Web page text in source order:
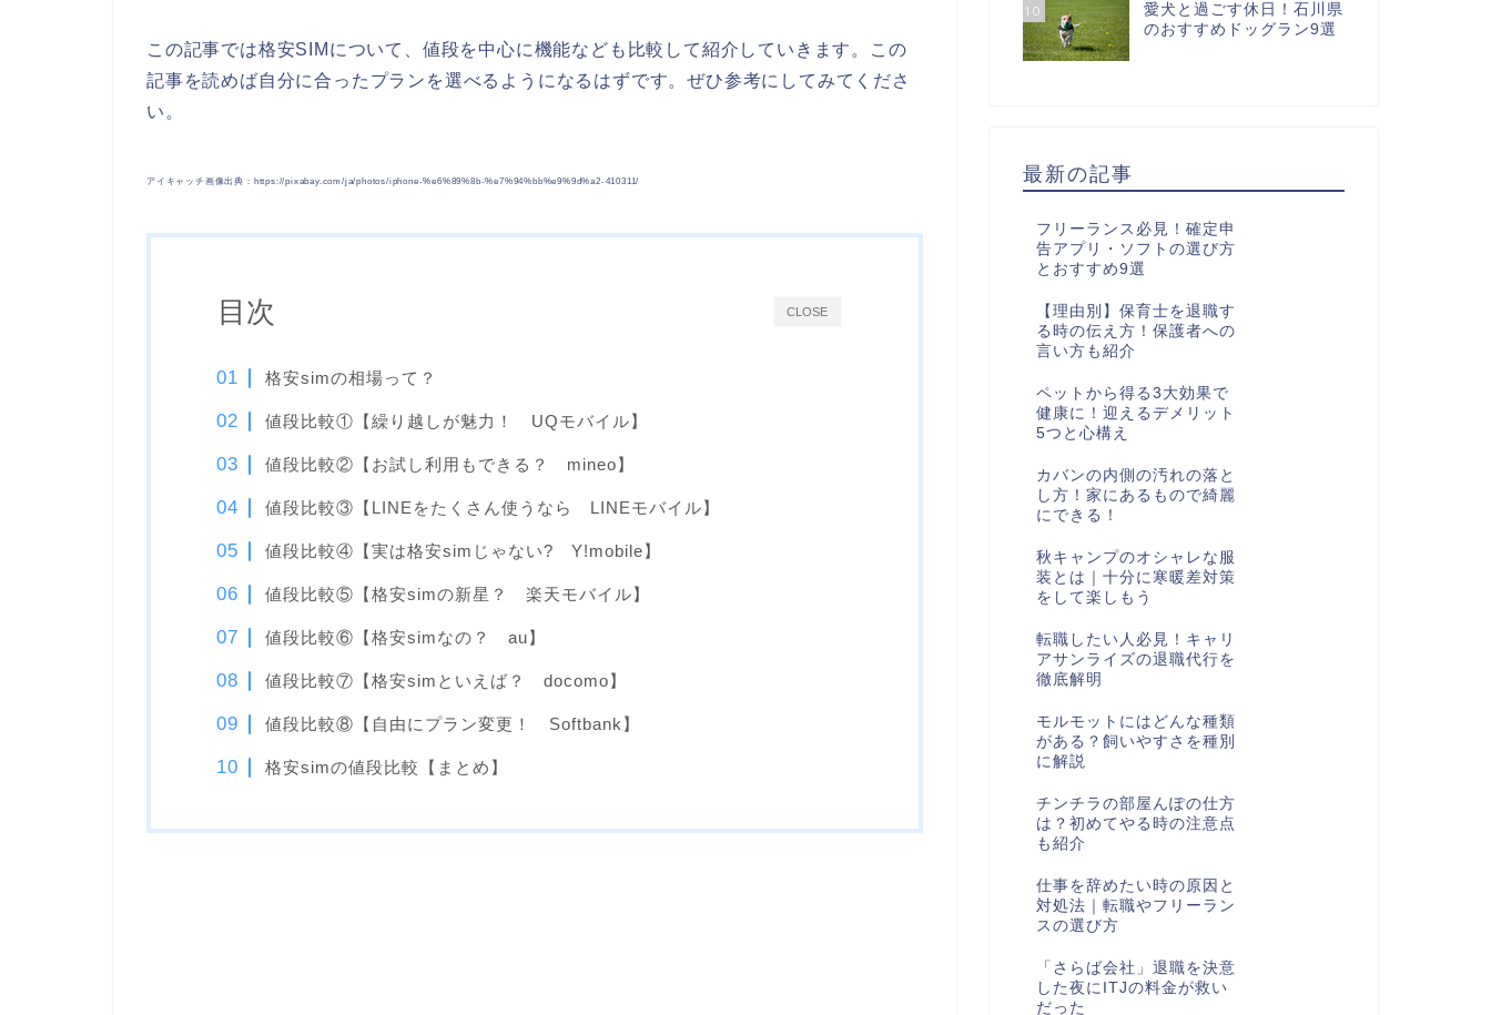
この記事では格安SIMについて、値段を中心に機能なども比較して紹介していきます。この
記事を読めば自分に合ったプランを選べるようになるはずです。ぜひ参考にしてみてくださ
い。
アイキャッチ画像出典：https://pixabay.com/ja/photos/iphone-%e6%89%8b-%e7%94%bb%e9%9d%a2-410311/
CLOSE
目次
格安simの相場って？
値段比較①【繰り越しが魅力！ UQモバイル】
値段比較②【お試し利用もできる？ mineo】
値段比較③【LINEをたくさん使うなら LINEモバイル】
値段比較④【実は格安simじゃない? Y!mobile】
値段比較⑤【格安simの新星？ 楽天モバイル】
値段比較⑥【格安simなの？ au】
値段比較⑦【格安simといえば？ docomo】
値段比較⑧【自由にプラン変更！ Softbank】
格安simの値段比較【まとめ】
10
愛犬と過ごす休日！石川県
のおすすめドッグラン9選
最新の記事
フリーランス必見！確定申
告アプリ・ソフトの選び方
とおすすめ9選
【理由別】保育士を退職す
る時の伝え方！保護者への
言い方も紹介
ペットから得る3大効果で
健康に！迎えるデメリット
5つと心構え
カバンの内側の汚れの落と
し方！家にあるもので綺麗
にできる！
秋キャンプのオシャレな服
装とは｜十分に寒暖差対策
をして楽しもう
転職したい人必見！キャリ
アサンライズの退職代行を
徹底解明
モルモットにはどんな種類
がある？飼いやすさを種別
に解説
チンチラの部屋んぽの仕方
は？初めてやる時の注意点
も紹介
仕事を辞めたい時の原因と
対処法｜転職やフリーラン
スの選び方
「さらば会社」退職を決意
した夜にITJの料金が救い
だった